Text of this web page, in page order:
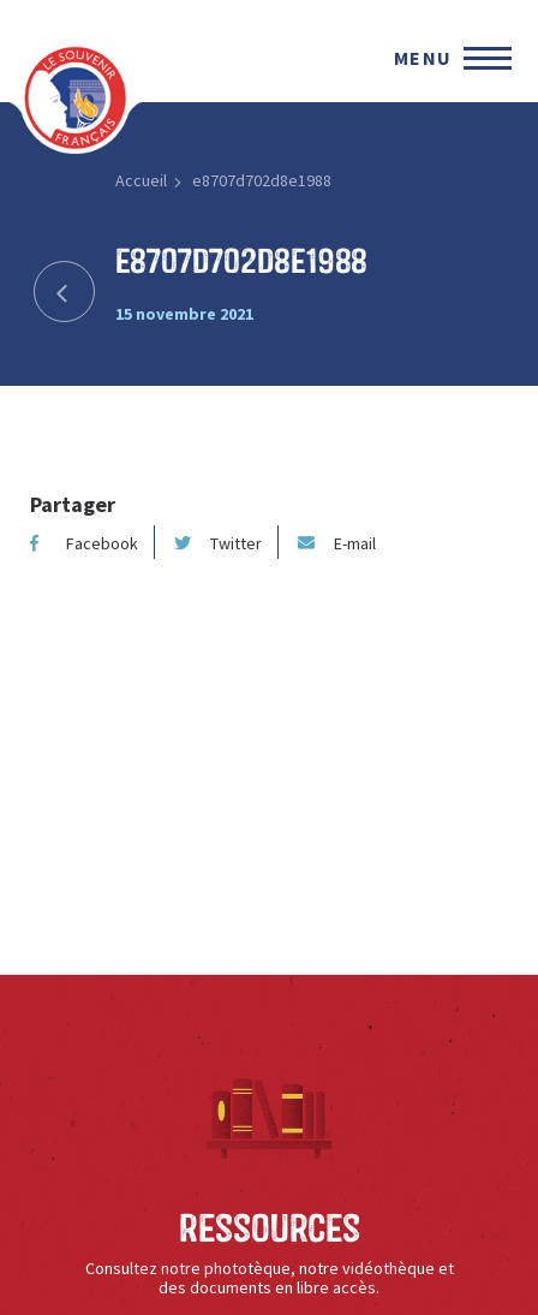
MENU
Accueil e8707d702d8e1988
e8707d702d8e1988
15 novembre 2021
Partager
Facebook Twitter E-mail
Ressources
Consultez notre phototèque, notre vidéothèque et
des documents en libre accès.